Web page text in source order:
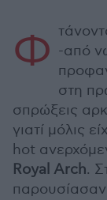
Φ -από
στη
σπρώξεις
γιατί μόλις
hot
Royal Arch.